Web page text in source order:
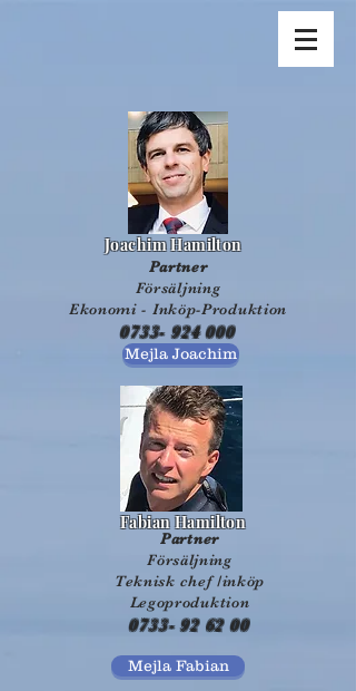
Joachim Hamilton
Partner
Försäljning
Ekonomi - Inköp-Produktion
0733- 924 000
Mejla Joachim
Fabian Hamilton
Partner
Försäljning
Teknisk chef /inköp
Legoproduktion
0733- 92 62 00
Mejla Fabian